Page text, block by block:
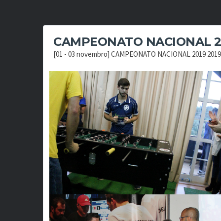
CAMPEONATO NACIONAL
[01 - 03 novembro] CAMPEONATO NACIONAL 2019 2019